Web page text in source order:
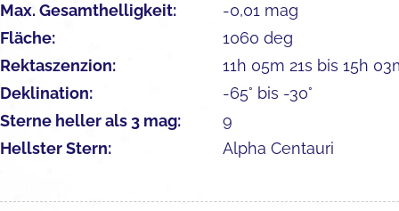
Max. Gesamthelligkeit:
-0,01 mag
Fläche:
1060 deg
Rektaszenzion:
11h 05m 21s bis 15h
Deklination:
-65° bis -30°
Sterne heller als 3 mag:
9
Hellster Stern:
Alpha Centauri